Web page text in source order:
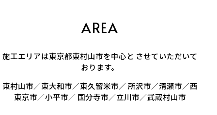
AREA
施工エリアは東京都東村山市を中心と させていただいて
おります。
東村山市／東大和市／東久留米市／ 所沢市／清瀬市／西
東京市／小平市／ 国分寺市／立川市／武蔵村山市